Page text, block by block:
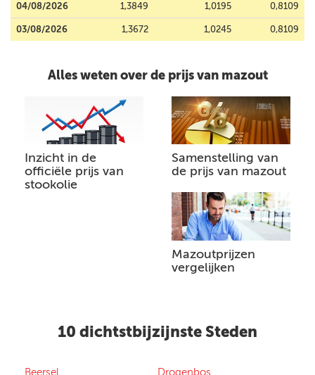
04/08/2026 1,3849 1,0195 0,8109
03/08/2026 1,3672 1,0245 0,8109
Alles weten over de prijs van mazout
Inzicht in de
officiële prijs van
stookolie
Samenstelling van
de prijs van mazout
Mazoutprijzen
vergelijken
10 dichtstbijzijnste Steden
Beersel
Drogenbos